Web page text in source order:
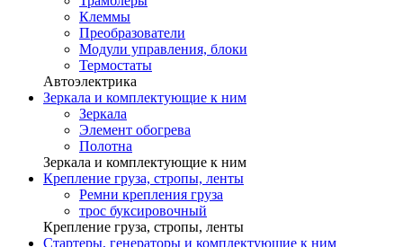
Клеммы
Преобразователи
Модули управления, блоки
Термостаты
Автоэлектрика
Зеркала и комплектующие к ним
Зеркала
Элемент обогрева
Полотна
Зеркала и комплектующие к ним
Крепление груза, стропы, ленты
Ремни крепления груза
трос буксировочный
Крепление груза, стропы, ленты
Стартеры, генераторы и комплектующие к ним